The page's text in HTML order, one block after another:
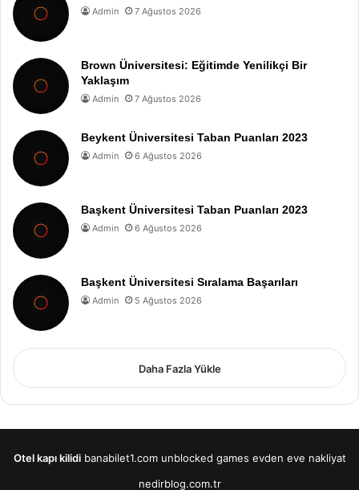
Admin 7 Ağustos 2026
Brown Üniversitesi: Eğitimde Yenilikçi Bir
Yaklaşım
Admin 7 Ağustos 2026
Beykent Üniversitesi Taban Puanları 2023
Admin 6 Ağustos 2026
Başkent Üniversitesi Taban Puanları 2023
Admin 6 Ağustos 2026
Başkent Üniversitesi Sıralama Başarıları
Admin 5 Ağustos 2026
Daha Fazla Yükle
Otel kapı kilidi banabilet1.com unblocked games evden eve nakliyat
nedirblog.com.tr